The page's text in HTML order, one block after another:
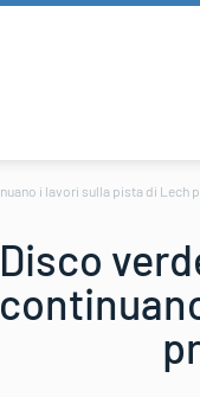
i lavori sulla pista di Lech
Disco